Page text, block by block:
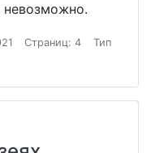
невозможно.
Страниц: 4
Тип